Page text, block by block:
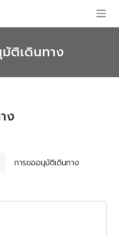
ติเดินทาง
ง
การขออนุมัติเดินทาง